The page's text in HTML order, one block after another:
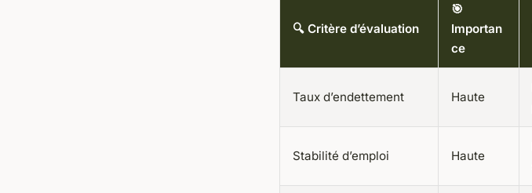
🔍 Critère d’évaluation
🎯
Importan
ce
Taux d’endettement Haute
Stabilité d’emploi Haute